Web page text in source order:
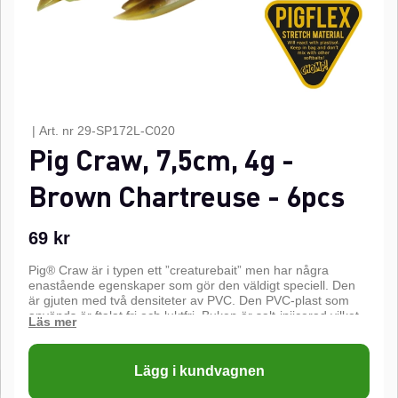
| Art. nr 29-SP172L-C020
Pig Craw, 7,5cm, 4g -
Brown Chartreuse - 6pcs
69 kr
Pig® Craw är i typen ett ”creaturebait” men har några
enastående egenskaper som gör den väldigt speciell. Den
är gjuten med två densiteter av PVC. Den PVC-plast som
används är ftalat fri och luktfri. Buken är salt-injicerad vilket
gör att den sjunker med magen nedåt och ger mer stabilitet
vid hemtagning. Klornas design tillåter att betet står upp när
den vevas hem. Pig® Craw är skårad i ryggen för enkel och
effektiv krokning med offset-krok. Vid användning av
Lägg i kundvagnen